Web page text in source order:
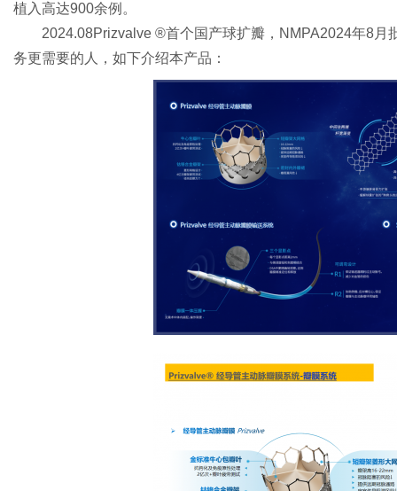
植入高达900余例。
2024.08Prizvalve ®首个国产球扩瓣，NMPA2024年8
务更需要的人，如下介绍本产品：